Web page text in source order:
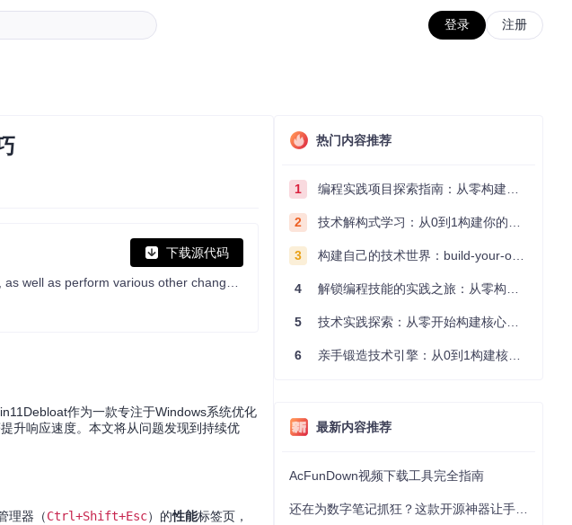
登录 注册
下载源代码
作为一款专注于Windows系统优化
升响应速度。本文将从问题发现到持续优
理器（Ctrl+Shift+Esc）的性能标签页，
热门内容推荐
1 编程实践项目探索指南：从零构建技术能力体系
2 技术解构式学习：从0到1构建你的编程知识体系
3 构建自己的技术世界：build-your-own-x项目的实践探索指南
4 解锁编程技能的实践之旅：从零构建你的技术世界
5 技术实践探索：从零开始构建核心系统的实践指南
6 亲手锻造技术引擎：从0到1构建核心系统的实践指南
最新内容推荐
AcFunDown视频下载工具完全指南